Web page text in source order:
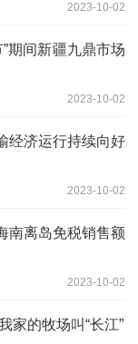
2023-10-02
期间新疆九鼎市场
2023-10-02
经济运行持续向好
2023-10-02
南离岛免税销售额
2023-10-02
家的牧场叫“长江”